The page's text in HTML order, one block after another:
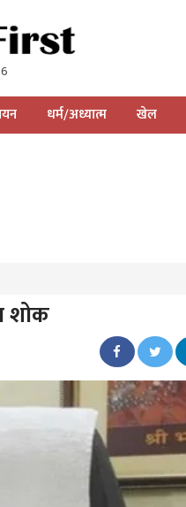
धर्म/अध्यात्म खेल
शोक